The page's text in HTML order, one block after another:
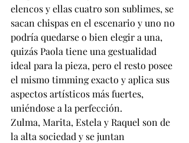
elencos y ellas cuatro son sublimes, se
sacan chispas en el escenario y uno no
podría quedarse o bien elegir a una,
quizás Paola tiene una gestualidad
ideal para la pieza, pero el resto posee
el mismo timming exacto y aplica sus
aspectos artísticos más fuertes,
uniéndose a la perfección.
Zulma, Marita, Estela y Raquel son de
la alta sociedad y se juntan